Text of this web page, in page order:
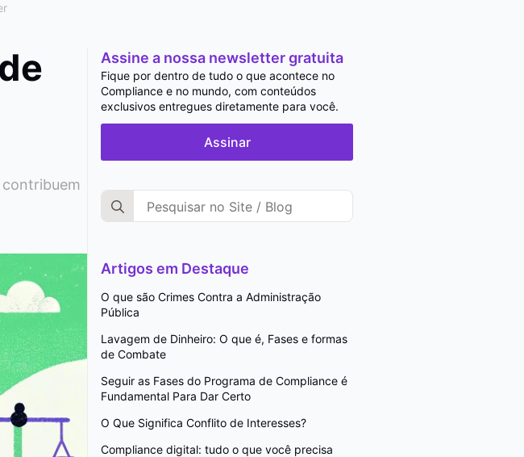
Assine a nossa newsletter gratuita
Fique por dentro de tudo o que acontece no
Compliance e no mundo, com conteúdos
exclusivos entregues diretamente para você.
Assinar
Search
for:
Artigos em Destaque
O que são Crimes Contra a Administração
Pública
Lavagem de Dinheiro: O que é, Fases e formas
de Combate
Seguir as Fases do Programa de Compliance é
Fundamental Para Dar Certo
O Que Significa Conflito de Interesses?
Compliance digital: tudo o que você precisa